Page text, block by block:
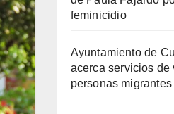
feminicidio
Ayuntamiento de
acerca servicios de
personas